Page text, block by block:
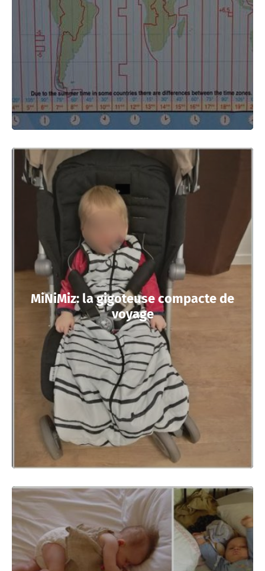
MiNiMiz: la gigoteuse compacte de
voyage